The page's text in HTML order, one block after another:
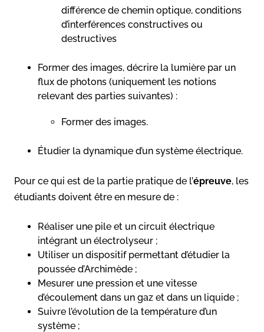
différence de chemin optique, conditions
d’interférences constructives ou
destructives
Former des images, décrire la lumière par un
flux de photons (uniquement les notions
relevant des parties suivantes) :
Former des images.
Étudier la dynamique d’un système électrique.
Pour ce qui est de la partie pratique de l’épreuve, les
étudiants doivent être en mesure de :
Réaliser une pile et un circuit électrique
intégrant un électrolyseur ;
Utiliser un dispositif permettant d’étudier la
poussée d’Archimède ;
Mesurer une pression et une vitesse
d’écoulement dans un gaz et dans un liquide ;
Suivre l’évolution de la température d’un
système ;